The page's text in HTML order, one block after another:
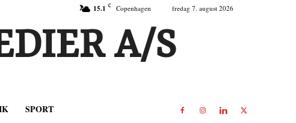
15.1 C Copenhagen fredag 7. august 2026
A/S
SPORT